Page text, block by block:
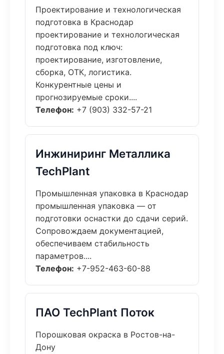
Проектирование и технологическая
подготовка в Краснодар
проектирование и технологическая
подготовка под ключ:
проектирование, изготовление,
сборка, ОТК, логистика.
Конкурентные цены и
прогнозируемые сроки....
Телефон: +7 (903) 332-57-21
Инжиниринг Металлика
TechPlant
Промышленная упаковка в Краснодар
промышленная упаковка — от
подготовки оснастки до сдачи серий.
Сопровождаем документацией,
обеспечиваем стабильность
параметров....
Телефон: +7-952-463-60-88
ПАО TechPlant Поток
Порошковая окраска в Ростов-на-
Дону